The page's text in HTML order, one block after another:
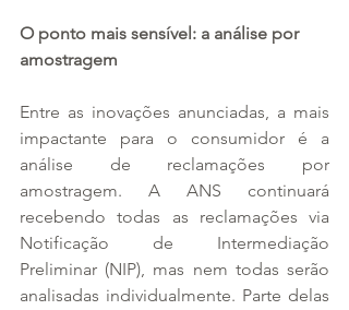
O ponto mais sensível: a análise por
amostragem
Entre as inovações anunciadas, a mais
impactante para o consumidor é a
análise de reclamações por
amostragem. A ANS continuará
recebendo todas as reclamações via
Notificação de Intermediação
Preliminar (NIP), mas nem todas serão
analisadas individualmente. Parte delas